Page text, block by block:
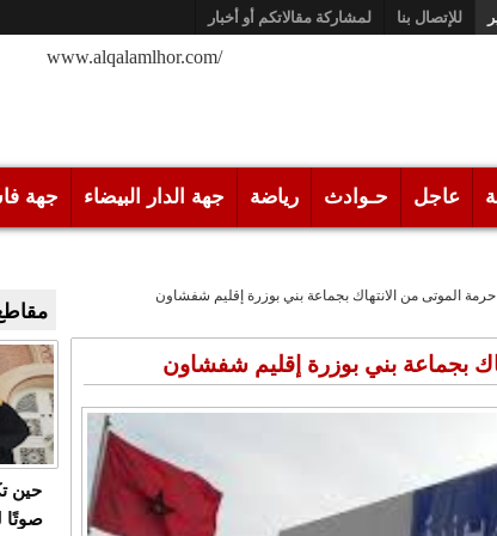
للإتصال بنا لمشاركة مقالاتكم أو أخبار
/www.alqalamlhor.com
عاجل حـوادث رياضة جهة الدار البيضاء جهة
الموتى من الانتهاك بجماعة بني بوزرة إقليم شفشاون
بجماعة بني بوزرة إقليم شفشاون
حين
صوتًا